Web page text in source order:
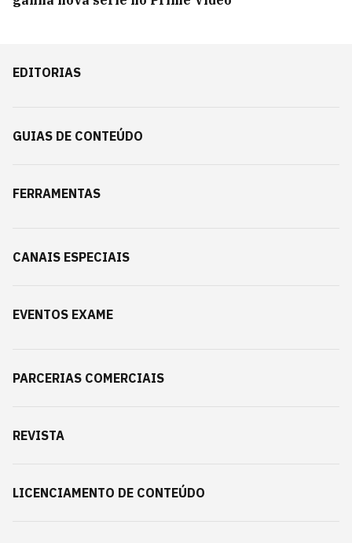
EDITORIAS
GUIAS DE CONTEÚDO
FERRAMENTAS
CANAIS ESPECIAIS
EVENTOS EXAME
PARCERIAS COMERCIAIS
REVISTA
LICENCIAMENTO DE CONTEÚDO